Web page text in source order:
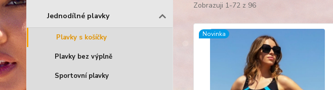
Jednodílné plavky
Plavky s košíčky
Plavky bez výplně
Sportovní plavky
Zobrazuji 1-72 z 96
Novinka